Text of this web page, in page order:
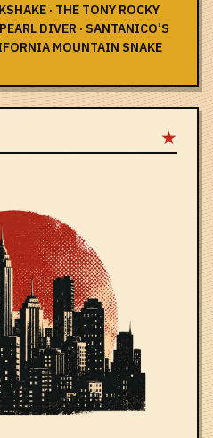
· THE TONY ROCKY
DIVER · SANTANICO’S
MOUNTAIN SNAKE
★